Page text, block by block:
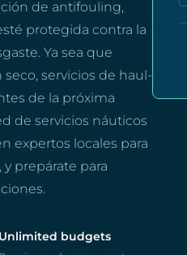
de antifouling,
protegida contra la
Ya sea que
servicios de haul-
de la próxima
de servicios náuticos
expertos locales para
prepárate para
Unlimited budgets